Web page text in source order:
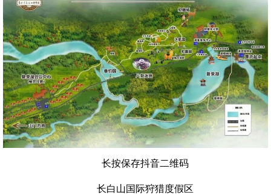
长按保存抖音二维码
长白山国际狩猎度假区